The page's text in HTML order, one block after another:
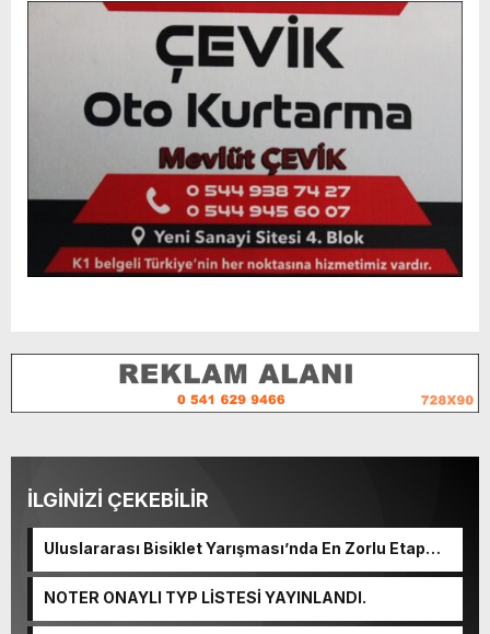
İLGİNİZİ ÇEKEBİLİR
Uluslararası Bisiklet Yarışması’nda En Zorlu Etap
NOTER ONAYLI TYP LİSTESİ YAYINLANDI.